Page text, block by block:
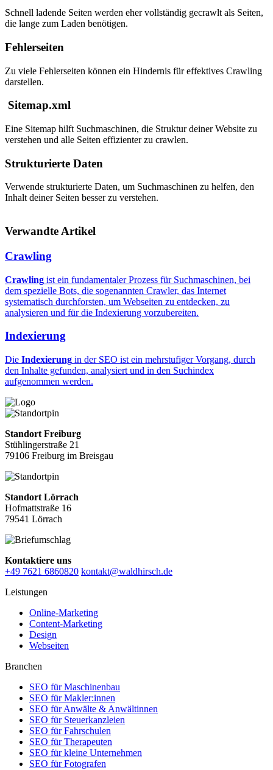
Schnell ladende Seiten werden eher vollständig gecrawlt als Seiten,
die lange zum Laden benötigen.
Fehlerseiten
Zu viele Fehlerseiten können ein Hindernis für effektives Crawling
darstellen.
Sitemap.xml
Eine Sitemap hilft Suchmaschinen, die Struktur deiner Website zu
verstehen und alle Seiten effizienter zu crawlen.
Strukturierte Daten
Verwende strukturierte Daten, um Suchmaschinen zu helfen, den
Inhalt deiner Seiten besser zu verstehen.
Verwandte Artikel
Crawling
Crawling ist ein fundamentaler Prozess für Suchmaschinen, bei
dem spezielle Bots, die sogenannten Crawler, das Internet
systematisch durchforsten, um Webseiten zu entdecken, zu
analysieren und für die Indexierung vorzubereiten.
Indexierung
Die Indexierung in der SEO ist ein mehrstufiger Vorgang, durch
den Inhalte gefunden, analysiert und in den Suchindex
aufgenommen werden.
Standort Freiburg
Stühlingerstraße 21
79106 Freiburg im Breisgau
Standort Lörrach
Hofmattstraße 16
79541 Lörrach
Kontaktiere uns
+49 7621 6860820 kontakt@waldhirsch.de
Leistungen
Online-Marketing
Content-Marketing
Design
Webseiten
Branchen
SEO für Maschinenbau
SEO für Makler:innen
SEO für Anwälte & Anwältinnen
SEO für Steuerkanzleien
SEO für Fahrschulen
SEO für Therapeuten
SEO für kleine Unternehmen
SEO für Fotografen